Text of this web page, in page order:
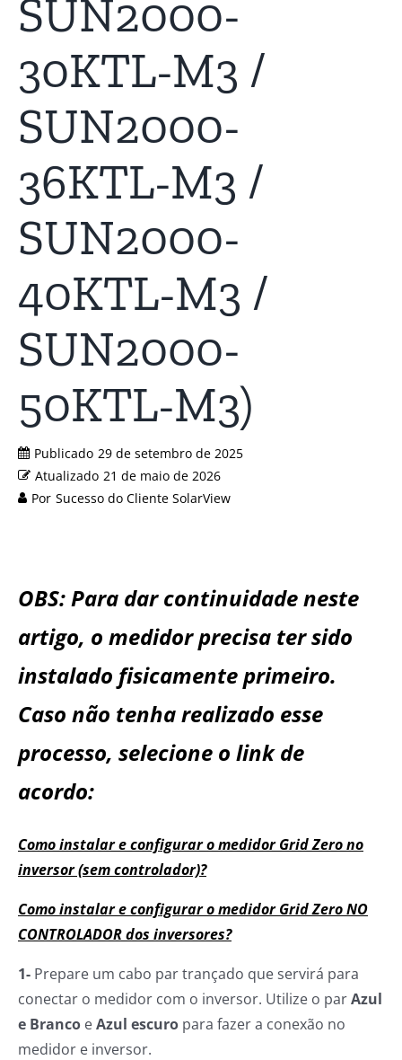
SUN2000-
30KTL-M3 /
SUN2000-
36KTL-M3 /
SUN2000-
40KTL-M3 /
SUN2000-
50KTL-M3)
Publicado 29 de setembro de 2025
Atualizado 21 de maio de 2026
Por Sucesso do Cliente SolarView
OBS: Para dar continuidade neste
artigo, o medidor precisa ter sido
instalado fisicamente primeiro.
Caso não tenha realizado esse
processo, selecione o link de
acordo:
Como instalar e configurar o medidor Grid Zero no
inversor (sem controlador)?
Como instalar e configurar o medidor Grid Zero NO
CONTROLADOR dos inversores?
1- Prepare um cabo par trançado que servirá para
conectar o medidor com o inversor. Utilize o parAzul
e Branco eAzul escuro para fazer a conexão no
medidor e inversor.